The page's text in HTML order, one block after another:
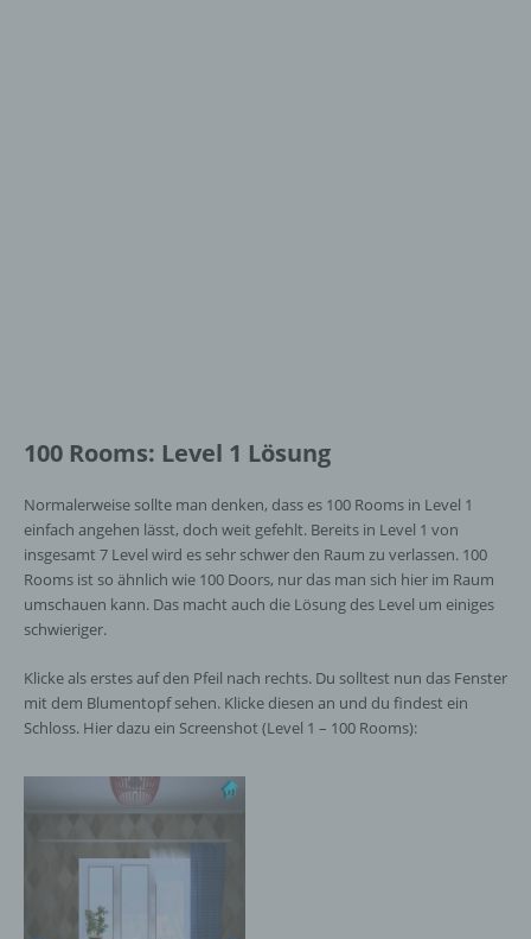
100 Rooms: Level 1 Lösung
Normalerweise sollte man denken, dass es 100 Rooms in Level 1
einfach angehen lässt, doch weit gefehlt. Bereits in Level 1 von
insgesamt 7 Level wird es sehr schwer den Raum zu verlassen. 100
Rooms ist so ähnlich wie 100 Doors, nur das man sich hier im Raum
umschauen kann. Das macht auch die Lösung des Level um einiges
schwieriger.
Klicke als erstes auf den Pfeil nach rechts. Du solltest nun das Fenster
mit dem Blumentopf sehen. Klicke diesen an und du findest ein
Schloss. Hier dazu ein Screenshot (Level 1 – 100 Rooms):